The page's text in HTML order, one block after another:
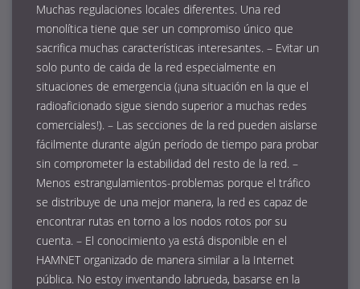
Muchas regulaciones locales diferentes. Una red
monolítica tiene que ser un compromiso único que
sacrifica muchas características interesantes. – Evitar un
solo punto de caida de la red especialmente en
situaciones de emergencia (¡una situación en la que el
radioaficionado sigue siendo superior a muchas redes
comerciales!). – Las secciones de la red pueden aislarse
fácilmente durante algún período de tiempo para probar
sin comprometer la estabilidad del resto de la red. –
Menos estrangulamientos-problemas porque el tráfico
se distribuye de una mejor manera, la red es capaz de
encontrar rutas en torno a los nodos rotos por su
cuenta. – El conocimiento ya está disponible en el
HAMNET organizado de manera similar a la Internet
pública. No estoy inventando labrueda, basarse en la